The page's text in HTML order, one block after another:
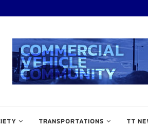
TRANSPORTATIONS TT